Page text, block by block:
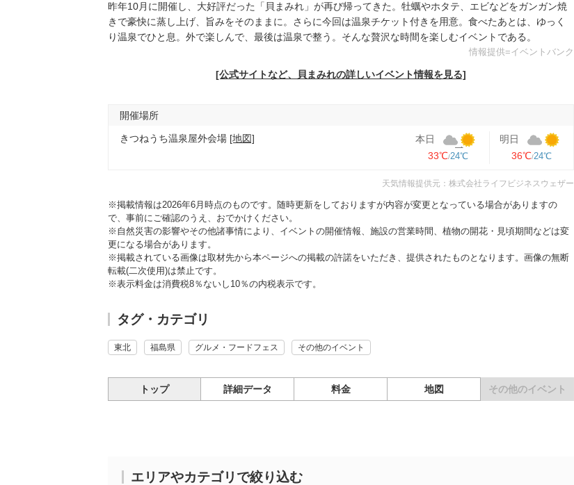
昨年10月に開催し、大好評だった「貝まみれ」が再び帰ってきた。牡蠣やホタテ、エビなどをガンガン焼
きで豪快に蒸し上げ、旨みをそのままに。さらに今回は温泉チケット付きを用意。食べたあとは、ゆっく
り温泉でひと息。外で楽しんで、最後は温泉で整う。そんな贅沢な時間を楽しむイベントである。
情報提供=イベントバンク
[公式サイトなど、貝まみれの詳しいイベント情報を見る]
開催場所
きつねうち温泉屋外会場 [地図]
本日
33℃ 24℃
明日
36℃ 24℃
天気情報提供元：株式会社ライフビジネスウェザー
※掲載情報は2026年6月時点のものです。随時更新をしておりますが内容が変更となっている場合がありますの
で、事前にご確認のうえ、おでかけください。
※自然災害の影響やその他諸事情により、イベントの開催情報、施設の営業時間、植物の開花・見頃期間などは変
更になる場合があります。
※掲載されている画像は取材先から本ページへの掲載の許諾をいただき、提供されたものとなります。画像の無断
転載(二次使用)は禁止です。
※表示料金は消費税8％ないし10％の内税表示です。
タグ・カテゴリ
東北 福島県 グルメ・フードフェス その他のイベント
トップ 詳細データ 料金 地図 その他のイベント
エリアやカテゴリで絞り込む